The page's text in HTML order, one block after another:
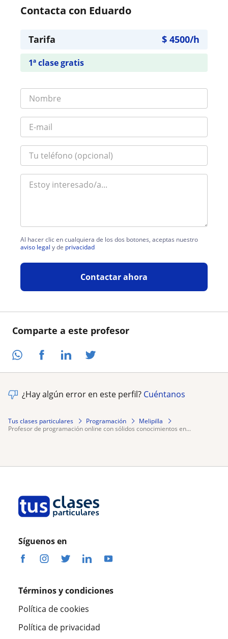
Comparte a este profesor
Contacta con Eduardo
Tarifa $ 4500/h
1ª clase gratis
Al hacer clic en cualquiera de los dos botones, aceptas nuestro
aviso legal y de privacidad
Contactar ahora
¿Hay algún error en este perfil? Cuéntanos
Tus clases particulares Programación
Melipilla
profesor de programación online con sólidos conocimientos en...
Síguenos en
Términos y condiciones
Política de cookies
Política de privacidad